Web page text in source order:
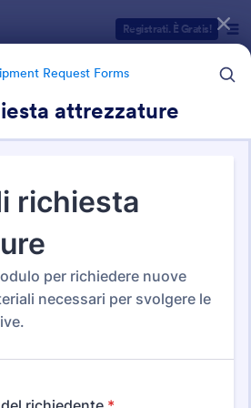
Registrati. È Gratis!
Request Forms
attrezzature
Request Forms
Forms